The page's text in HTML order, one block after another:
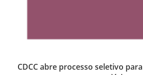
CDCC abre processo seletivo